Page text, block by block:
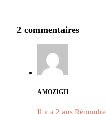
2 commentaires
AMOZIGH
Il y a 2 ans Répondre